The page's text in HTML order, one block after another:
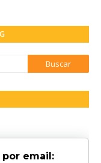
por email: